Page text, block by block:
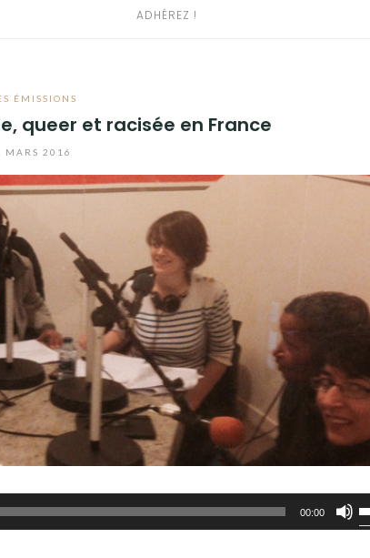
ADHÉREZ !
ÉMISSIONS
queer et racisée en France
MARS 2016
00:00